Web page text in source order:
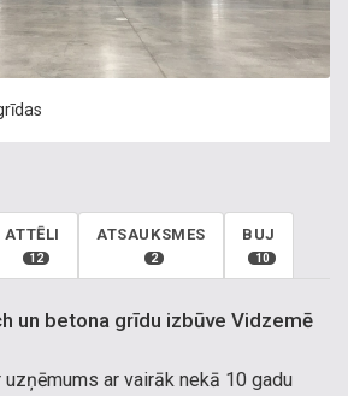
ATTĒLI
12
ATSAUKSMES
2
BUJ
10
un betona grīdu izbūve Vidzemē
uzņēmums ar vairāk nekā 10 gadu